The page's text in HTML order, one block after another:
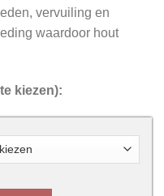
vervuiling en
waardoor hout
kiezen):